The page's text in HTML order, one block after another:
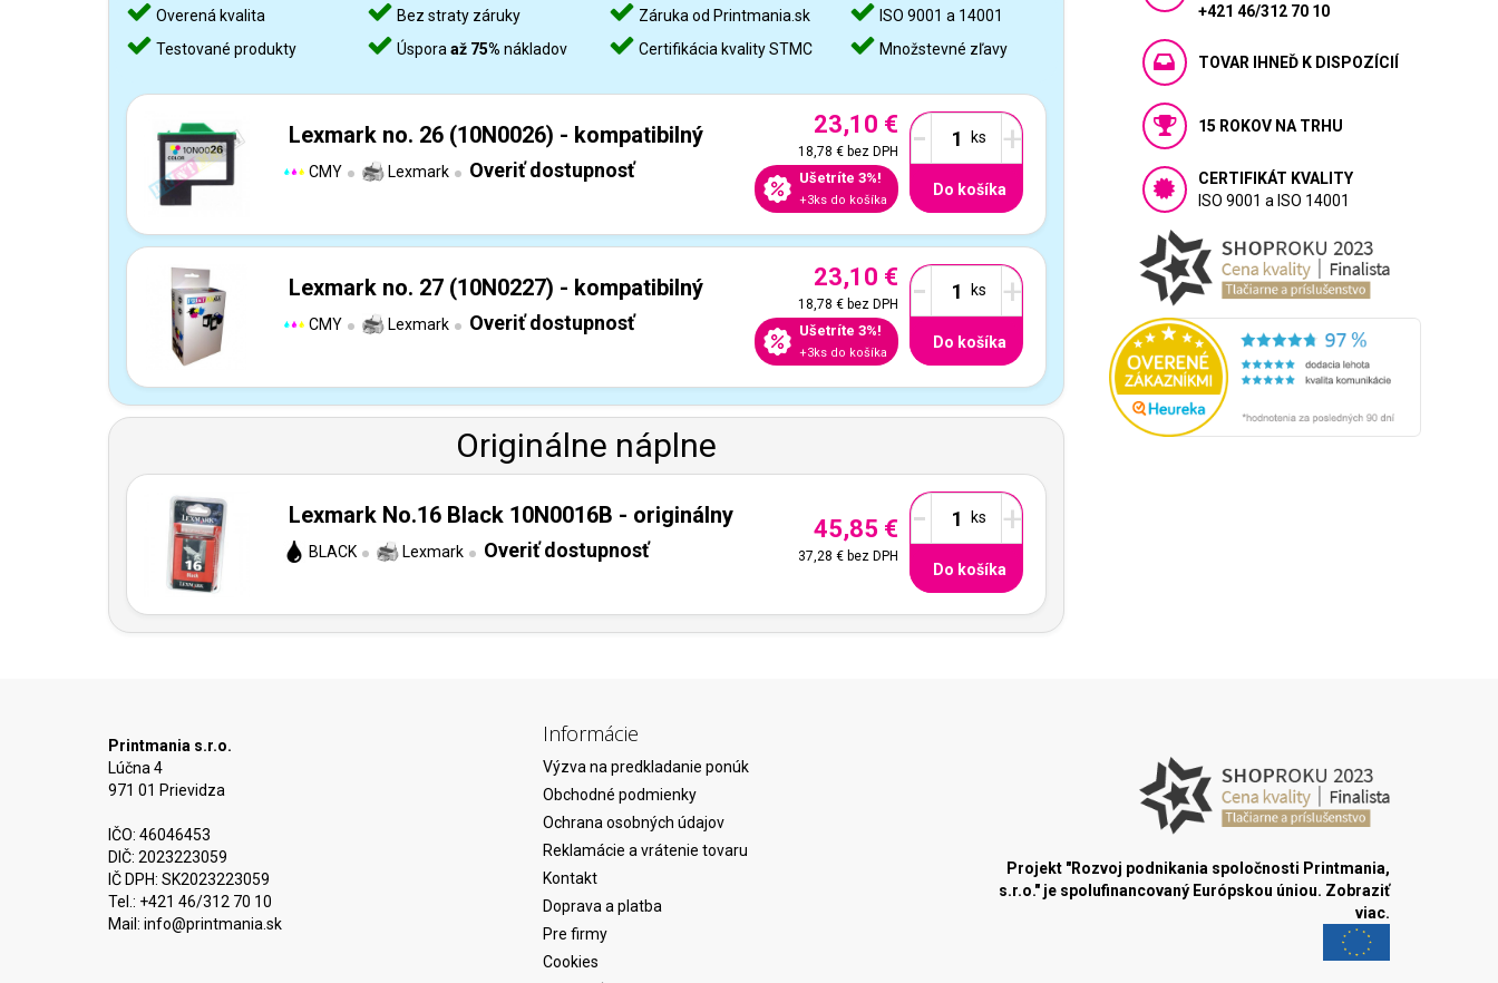
Overená kvalita
Testované produkty
Bez straty záruky
Úsporaaž 75% nákladov
Záruka od Printmania.sk
Certifikácia kvality STMC
ISO 9001 a 14001
Množstevné zľavy
Lexmark no. 26 (10N0026) - kompatibilný
CMY Lexmark Overiť dostupnosť
23,10 €
18,78 €bez DPH
Ušetríte 3%!
+3ks do košíka
- +
Do košíka
Lexmark no. 27 (10N0227) - kompatibilný
CMY Lexmark Overiť dostupnosť
23,10 €
18,78 €bez DPH
Ušetríte 3%!
+3ks do košíka
- +
Do košíka
Originálne náplne
Lexmark No.16 Black 10N0016B - originálny
BLACK Lexmark Overiť dostupnosť
45,85 €
37,28 €bez DPH
- +
Do košíka
+421 46/312 70 10
TOVAR IHNEĎ K DISPOZÍCIÍ
15 ROKOV NA TRHU
CERTIFIKÁT KVALITY
ISO 9001 a ISO 14001
Printmania s.r.o.
Lúčna 4
971 01 Prievidza
IČO: 46046453
DIČ: 2023223059
IČ DPH: SK2023223059
Tel.: +421 46/312 70 10
Mail: info@printmania.sk
Informácie
Výzva na predkladanie ponúk
Obchodné podmienky
Ochrana osobných údajov
Reklamácie a vrátenie tovaru
Kontakt
Doprava a platba
Pre firmy
Cookies
Projekt "Rozvoj podnikania spoločnosti Printmania,
s.r.o." je spolufinancovaný Európskou úniou. Zobraziť
viac.